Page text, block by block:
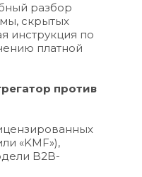
разбор
скрытых
инструкция по
платной
против
«KMF»),
B2B-